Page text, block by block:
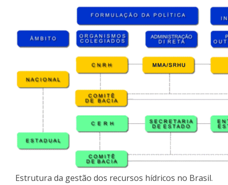
Estrutura da gestão dos recursos hídricos no Brasil.